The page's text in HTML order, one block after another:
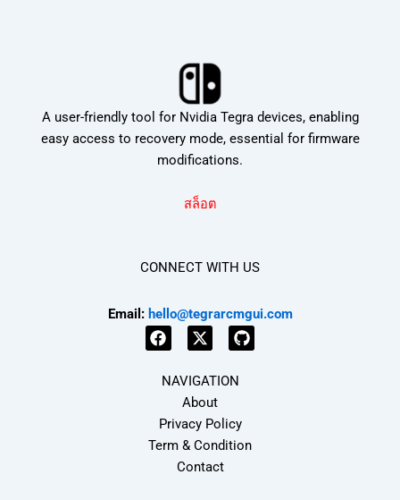
A user-friendly tool for Nvidia Tegra devices, enabling
easy access to recovery mode, essential for firmware
modifications.
สล็อต
CONNECT WITH US
Email: hello@tegrarcmgui.com
F
a
c
b
o
X
-
t
w
i
t
t
e
G
u
NAVIGATION
About
Privacy Policy
Term & Condition
Contact